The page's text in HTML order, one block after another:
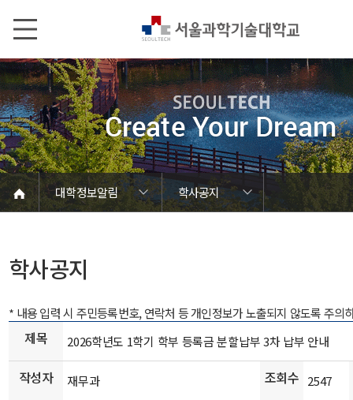
대학정보알림
학사공지
대학정보알림
정보공개
정보서비스안내
온라인민원센터
청렴행정
갑질신고센터
유실물 센터
SEOULTECH광장
대학공지사항
학사공지
장학공지
대학원공지
취업공지
대학입찰
채용정보
공모/외부행사
등록금심의위원회
코로나바이러스19 대응안내
재정위원회
학사공지
* 내용 입력 시 주민등록번호, 연락처 등 개인정보가 노출되지 않도록 주의
제목 2026학년도 1학기 학부 등록금 분할납부 3차 납부 안내
작성자 재무과 조회수 2547